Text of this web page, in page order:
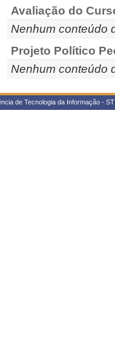
Avaliação do
Nenhum conteúdo
Projeto Político
Nenhum conteúdo
de Tecnologia da Informação -